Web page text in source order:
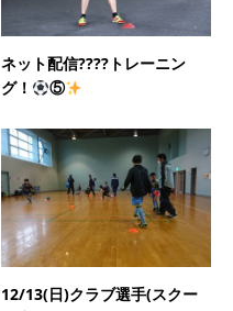
ネット配信????トレーニン
グ！
⑤
12/13(日)クラブ選手(スクー